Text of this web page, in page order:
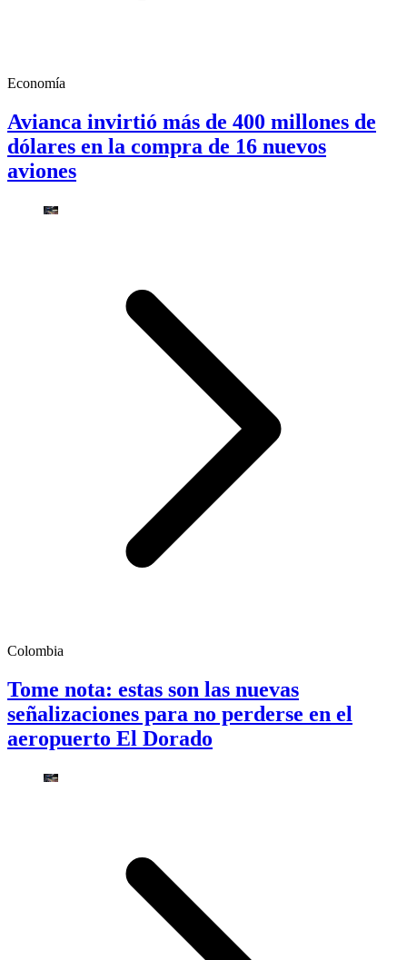
Economía
Avianca invirtió más de 400 millones de
dólares en la compra de 16 nuevos
aviones
Colombia
Tome nota: estas son las nuevas
señalizaciones para no perderse en el
aeropuerto El Dorado